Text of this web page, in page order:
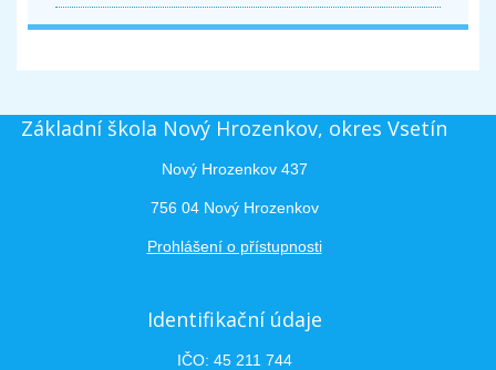
Základní škola Nový Hrozenkov, okres Vsetín
Nový Hrozenkov 437
756 04 Nový Hrozenkov
Prohlášení o přístupnosti
Identifikační údaje
IČO: 45 211 744